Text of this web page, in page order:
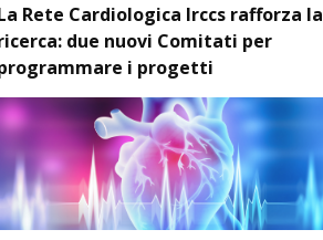
Rete Cardiologica Irccs rafforza la
due nuovi Comitati per
i progetti